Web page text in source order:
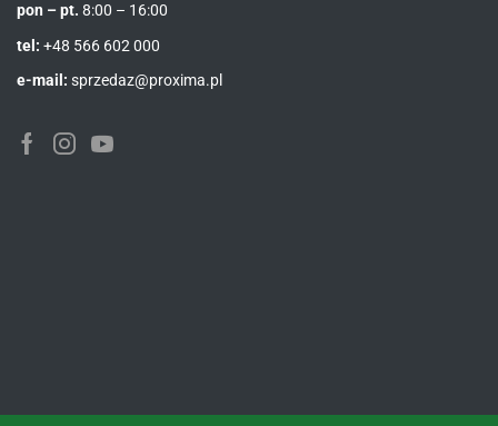
pon – pt. 8:00 – 16:00
tel: +48 566 602 000
e-mail: sprzedaz@proxima.pl